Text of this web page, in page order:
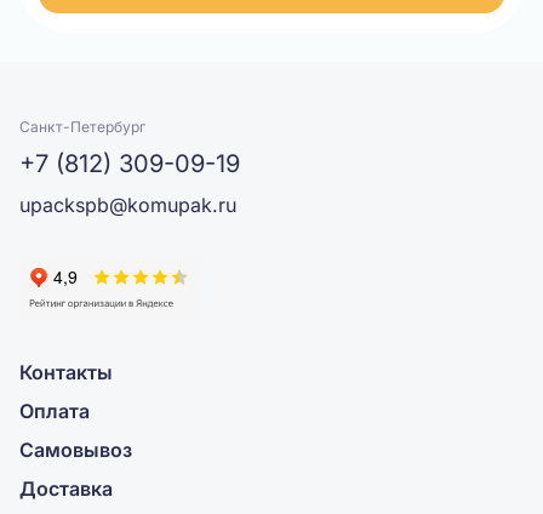
Санкт-Петербург
+7 (812) 309-09-19
upackspb@komupak.ru
Контакты
Оплата
Самовывоз
Доставка